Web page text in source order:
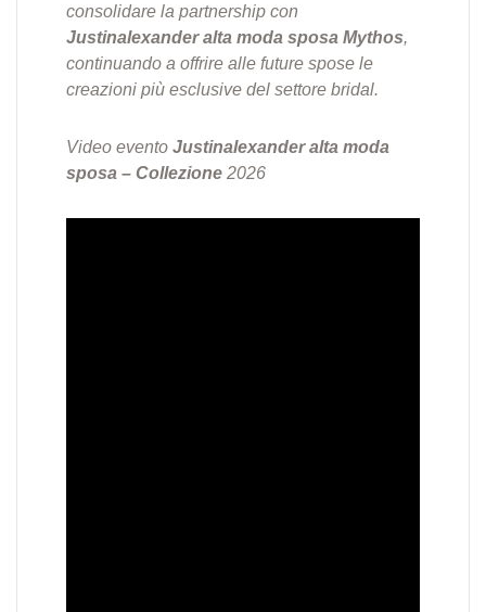
consolidare la partnership con
Justinalexander alta moda sposa Mythos,
continuando a offrire alle future spose le
creazioni più esclusive del settore bridal.
Video evento Justinalexander alta moda
sposa – Collezione 2026